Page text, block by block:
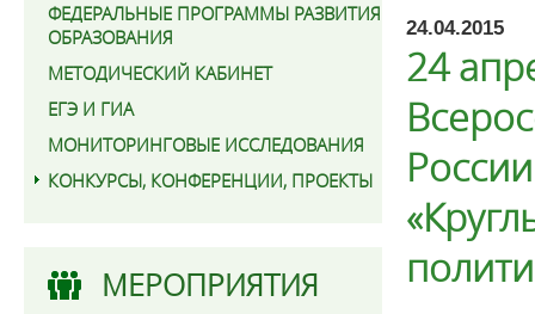
ФЕДЕРАЛЬНЫЕ ПРОГРАММЫ РАЗВИТИЯ
ОБРАЗОВАНИЯ
МЕТОДИЧЕСКИЙ КАБИНЕТ
ЕГЭ И ГИА
МОНИТОРИНГОВЫЕ ИССЛЕДОВАНИЯ
КОНКУРСЫ, КОНФЕРЕНЦИИ, ПРОЕКТЫ
МЕРОПРИЯТИЯ
24.04.2015
24